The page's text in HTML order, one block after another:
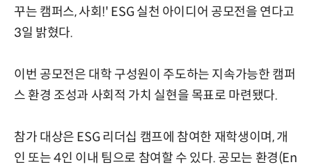
꾸는 캠퍼스, 사회!' ESG 실천 아이디어 공모전을 연다고
3일 밝혔다.
이번 공모전은 대학 구성원이 주도하는 지속가능한 캠퍼
스 환경 조성과 사회적 가치 실현을 목표로 마련됐다.
참가 대상은 ESG 리더십 캠프에 참여한 재학생이며, 개
인 또는 4인 이내 팀으로 참여할 수 있다. 공모는 환경(En